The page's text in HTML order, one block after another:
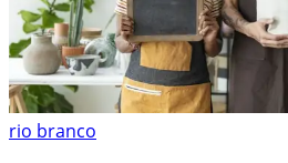
rio branco